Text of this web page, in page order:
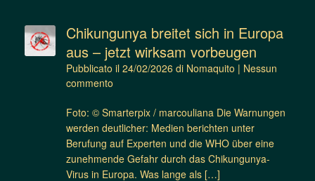
Chikungunya breitet sich in Europa
aus – jetzt wirksam vorbeugen
Pubblicato il 24/02/2026 di Nomaquito | Nessun
commento
Foto: © Smarterpix / marcouliana Die Warnungen
werden deutlicher: Medien berichten unter
Berufung auf Experten und die WHO über eine
zunehmende Gefahr durch das Chikungunya-
Virus in Europa. Was lange als […]